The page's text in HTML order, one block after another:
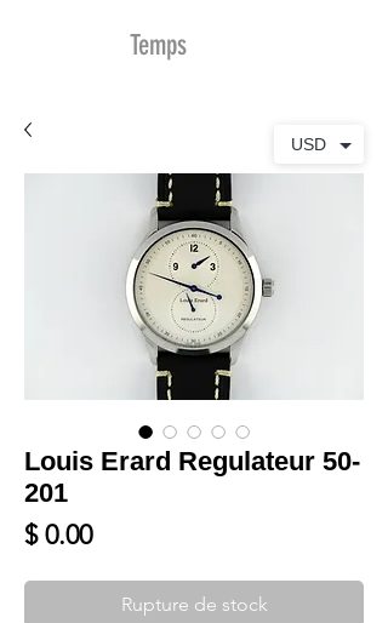
Temps
Louis Erard Regulateur 50-
201
$ 0.00Prix
Rupture de stock
USD